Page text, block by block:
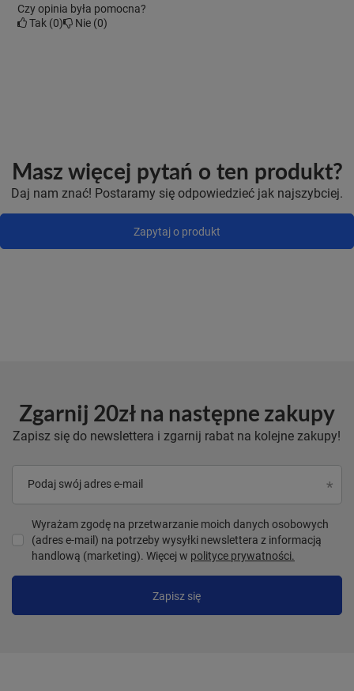
Czy opinia była pomocna?
Tak 0 Nie 0
Masz więcej pytań o ten produkt?
Daj nam znać! Postaramy się odpowiedzieć jak najszybciej.
Zapytaj o produkt
Zgarnij 20zł na następne zakupy
Zapisz się do newslettera i zgarnij rabat na kolejne zakupy!
Podaj swój adres e-mail
Wyrażam zgodę na przetwarzanie moich danych osobowych
(adres e-mail) na potrzeby wysyłki newslettera z informacją
handlową (marketing). Więcej w polityce prywatności.
Zapisz się